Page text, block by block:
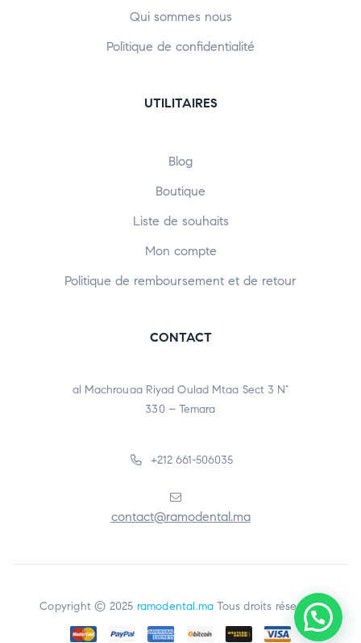
Qui sommes nous
Politique de confidentialité
UTILITAIRES
Blog
Boutique
Liste de souhaits
Mon compte
Politique de remboursement et de retour
CONTACT
al Machrouaa Riyad Oulad Mtaa Sect 3 N°
330 – Temara
+212 661-506035
contact@ramodental.ma
Copyright © 2025 ramodental.ma Tous droits réservés.